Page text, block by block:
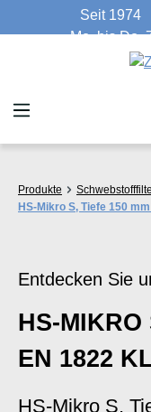
Zum HauptinhaltSeit 1974
Mo. bis Do.
Produkte
HS-Mikro S, Tiefe 150
Entdecken Sie
HS-MIKRO
EN 1822
HS-Mikro S,